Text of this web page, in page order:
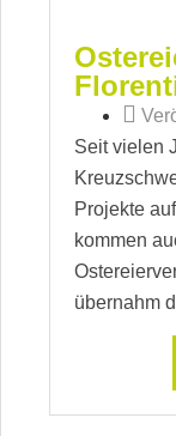
Seit vielen
Projekte
kommen
übernahm